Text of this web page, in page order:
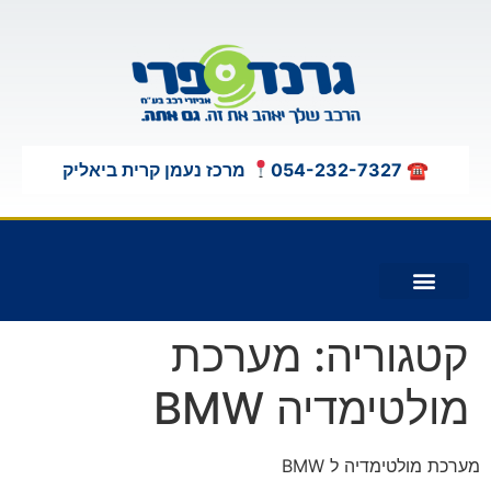
☎ 054-232-7327 מרכז נעמן קרית ביאליק
קטגוריה: מערכת
מולטימדיה BMW
מערכת מולטימדיה ל BMW